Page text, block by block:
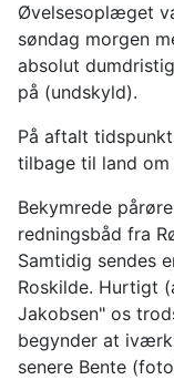
Øvelsesoplæget
søndag morgen
absolut
på (undskyld).
På aftalt
tilbage til land om
Bekymrede
redningsbåd fra
Samtidig sendes
Roskilde. Hurtigt
Jakobsen" os
begynder at
senere Bente